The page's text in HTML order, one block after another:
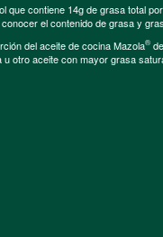
que contiene 14g de grasa total
el contenido de grasa y
del aceite de cocina Mazola®
otro aceite con mayor grasa